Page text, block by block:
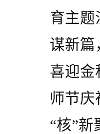
育主题
谋新篇
喜迎
师节庆
“核”